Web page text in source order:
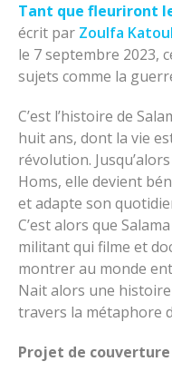
Tant que fleuriront
écrit par Zoulfa
le 7 septembre 2023,
sujets comme la
C’est l’histoire de
huit ans, dont la vie
révolution.
Homs, elle devient
et adapte son
C’est alors que
militant qui filme et
montrer au monde
Nait alors une histoire
travers la métaphore
Projet de couverture